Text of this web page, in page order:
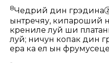
8Чедрий дин грэдина
ынтречяу, кипароший
кренӂиле луй ши
луй; ничун копак дин
ера ка ел ын